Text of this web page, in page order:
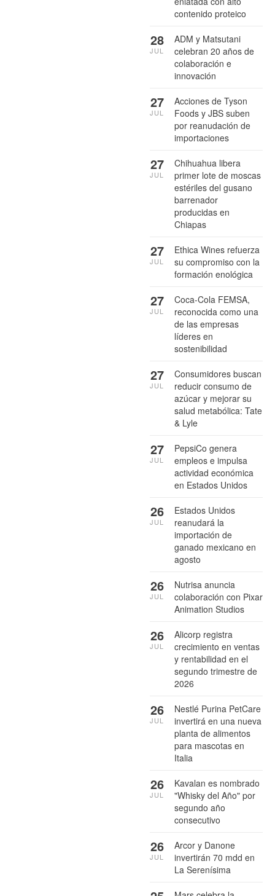
contenido proteico
ADM y Matsutani
celebran 20 años de
colaboración e
innovación
28
JUL
Acciones de Tyson
Foods y JBS suben
por reanudación de
importaciones
27
JUL
Chihuahua libera
primer lote de moscas
estériles del gusano
barrenador
producidas en
Chiapas
27
JUL
Ethica Wines refuerza
su compromiso con la
formación enológica
27
JUL
Coca-Cola FEMSA,
reconocida como una
de las empresas
líderes en
sostenibilidad
27
JUL
Consumidores buscan
reducir consumo de
azúcar y mejorar su
salud metabólica: Tate
& Lyle
27
JUL
PepsiCo genera
empleos e impulsa
actividad económica
en Estados Unidos
27
JUL
Estados Unidos
reanudará la
importación de
ganado mexicano en
agosto
26
JUL
Nutrisa anuncia
colaboración con Pixar
Animation Studios
26
JUL
Alicorp registra
crecimiento en ventas
y rentabilidad en el
segundo trimestre de
2026
26
JUL
Nestlé Purina PetCare
invertirá en una nueva
planta de alimentos
para mascotas en
Italia
26
JUL
Kavalan es nombrado
"Whisky del Año" por
segundo año
consecutivo
26
JUL
Arcor y Danone
invertirán 70 mdd en
La Serenísima
26
JUL